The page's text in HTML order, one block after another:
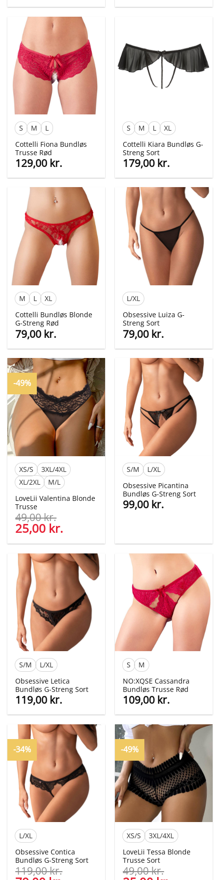
pris
var:
99,00 kr..
pris
er:
69,00 kr..
pris pris
S M
L
Cottelli Fiona Bundløs
Trusse Rød
129,00 kr.
S M L
XL
Cottelli Kiara Bundløs G-
Streng Sort
179,00 kr.
M L
XL
Cottelli Bundløs Blonde
G-Streng Rød
79,00 kr.
L/XL
Obsessive Luiza G-
Streng Sort
79,00 kr.
-49%
XS/S
3XL/4XL
XL/2XL
M/L
LoveLii Valentina Blonde
Trusse
49,00kr.
Den
oprindelige
pris
var:
49,00 kr..
25,00 kr.
pris
er:
25,00 kr..
S/M
L/XL
Obsessive Picantina
Bundløs G-Streng Sort
99,00 kr.
S/M
L/XL
Obsessive Letica
Bundløs G-Streng Sort
119,00 kr.
S
M
NO:XQSE Cassandra
Bundløs Trusse Rød
109,00 kr.
-34%
L/XL
Obsessive Contica
Bundløs G-Streng Sort
119,00kr.
-49%
XS/S
3XL/4XL
LoveLii Tessa Blonde
Trusse Sort
49,00kr.